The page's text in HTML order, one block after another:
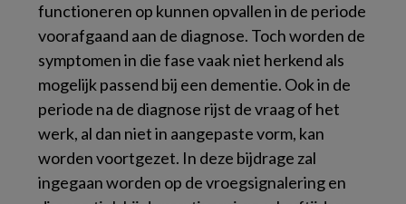
functioneren op kunnen opvallen in de periode
voorafgaand aan de diagnose. Toch worden de
symptomen in die fase vaak niet herkend als
mogelijk passend bij een dementie. Ook in de
periode na de diagnose rijst de vraag of het
werk, al dan niet in aangepaste vorm, kan
worden voortgezet. In deze bijdrage zal
ingegaan worden op de vroegsignalering en